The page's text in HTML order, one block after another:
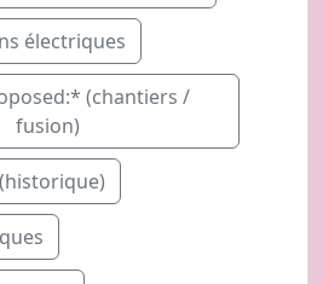
électriques
(chantiers /
fusion)